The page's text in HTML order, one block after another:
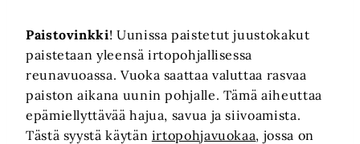
Paistovinkki! Uunissa paistetut juustokakut
paistetaan yleensä irtopohjallisessa
reunavuoassa. Vuoka saattaa valuttaa rasvaa
paiston aikana uunin pohjalle. Tämä aiheuttaa
epämiellyttävää hajua, savua ja siivoamista.
Tästä syystä käytän irtopohjavuokaa, jossa on